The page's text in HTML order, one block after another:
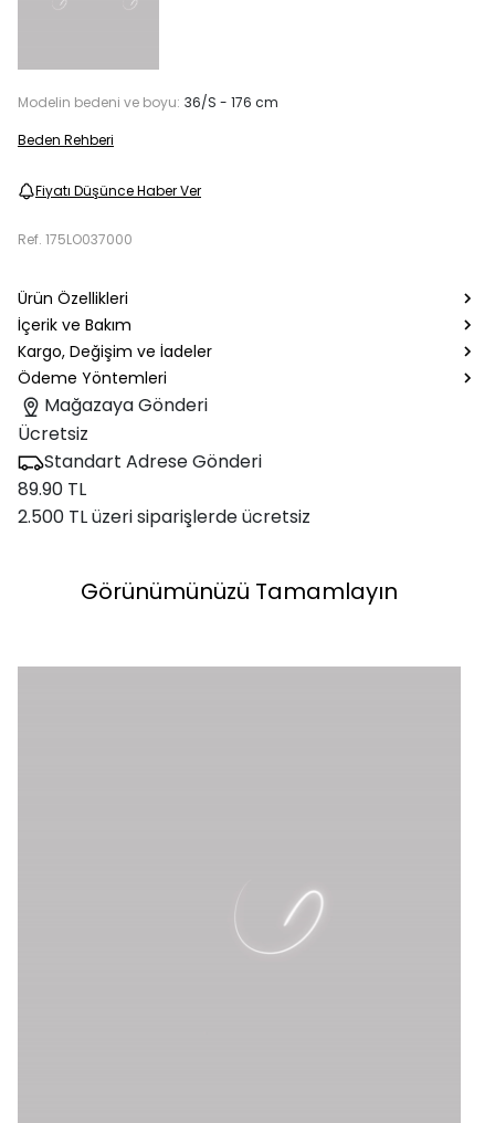
Modelin bedeni ve boyu: 36/S - 176 cm
Beden Rehberi
Fiyatı Düşünce Haber Ver
Ref. 175LO037000
Ürün Özellikleri
İçerik ve Bakım
Kargo, Değişim ve İadeler
Ödeme Yöntemleri
Mağazaya Gönderi
Ücretsiz
Standart Adrese Gönderi
89.90 TL
2.500 TL üzeri siparişlerde ücretsiz
Görünümünüzü Tamamlayın